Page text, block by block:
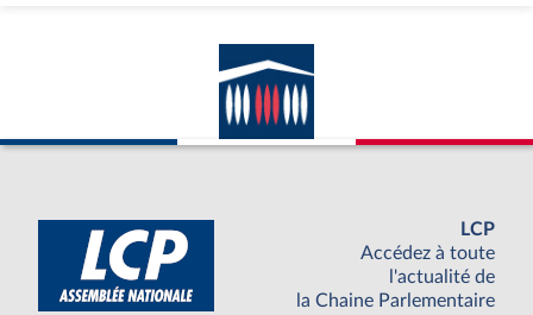
LCP
Accédez à toute
l'actualité de
la Chaine Parlementaire